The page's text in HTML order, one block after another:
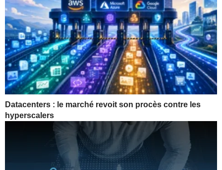
Datacenters : le marché revoit son procès contre les
hyperscalers